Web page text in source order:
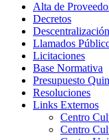
Alta de
Decretos
Descentralización
Llamados
Licitaciones
Base Normativa
Presupuesto
Resoluciones
Links Externos
Centro
Centro